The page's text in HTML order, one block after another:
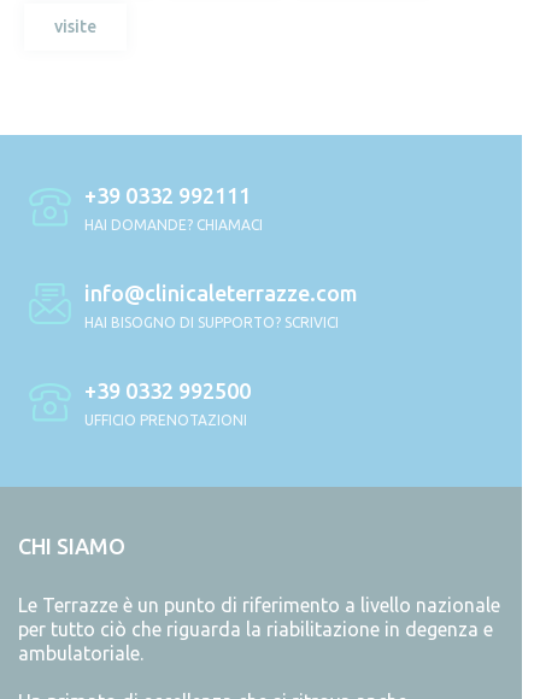
visite
+39 0332 992111
HAI DOMANDE? CHIAMACI
info@clinicaleterrazze.com
HAI BISOGNO DI SUPPORTO? SCRIVICI
+39 0332 992500
UFFICIO PRENOTAZIONI
CHI SIAMO
Le Terrazze è un punto di riferimento a livello nazionale
per tutto ciò che riguarda la riabilitazione in degenza e
ambulatoriale.